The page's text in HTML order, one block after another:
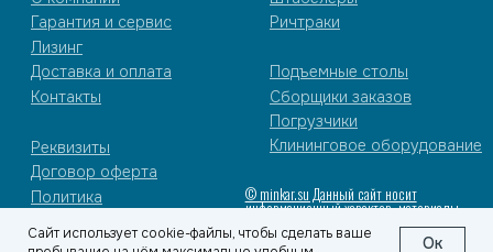
Сайт использует cookie-файлы, чтобы сделать ваше
Ок